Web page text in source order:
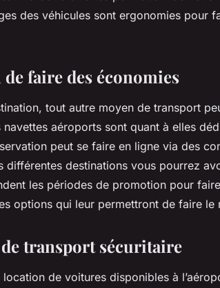
des véhicules sont ergonomies pour
faire des économies
tout autre moyen de transport
navettes aéroports sont quant à elles
peut se faire en ligne via des
différentes destinations vous pourrez
les périodes de promotion pour
options qui leur permettront de faire le
transport sécuritaire
location de voitures disponibles à